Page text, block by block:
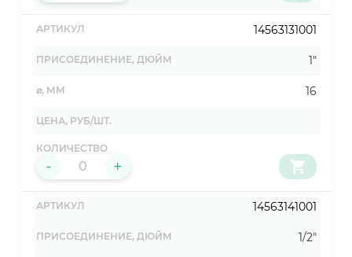
14563131001
1"
16
- +
14563141001
1/2"